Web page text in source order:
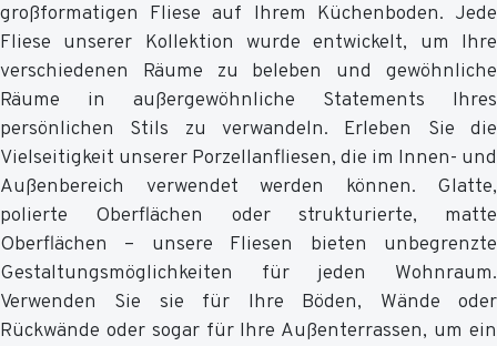
großformatigen Fliese auf Ihrem Küchenboden. Jede
Fliese unserer Kollektion wurde entwickelt, um Ihre
verschiedenen Räume zu beleben und gewöhnliche
Räume in außergewöhnliche Statements Ihres
persönlichen Stils zu verwandeln. Erleben Sie die
Vielseitigkeit unserer Porzellanfliesen, die im Innen- und
Außenbereich verwendet werden können. Glatte,
polierte Oberflächen oder strukturierte, matte
Oberflächen – unsere Fliesen bieten unbegrenzte
Gestaltungsmöglichkeiten für jeden Wohnraum.
Verwenden Sie sie für Ihre Böden, Wände oder
Rückwände oder sogar für Ihre Außenterrassen, um ein